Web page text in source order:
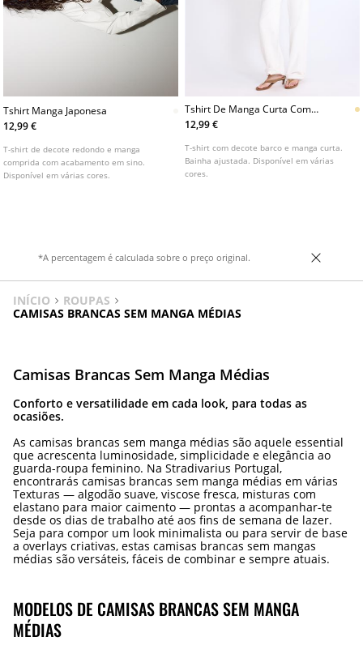
Tshirt Manga Japonesa
12,99 €
T-shirt de decote redondo e manga
comprida com acabamento em sino.
Disponível em várias cores.
Tshirt De Manga Curta Com
Decote Barco
12,99 €
T-shirt com decote barco e manga curta.
Bainha ajustada. Disponível em várias
cores.
*A percentagem é calculada sobre o preço original.
INÍCIO
ROUPAS
CAMISAS BRANCAS SEM MANGA MÉDIAS
Camisas Brancas Sem Manga Médias
Conforto e versatilidade em cada look, para todas as
ocasiões.
As camisas brancas sem manga médias são aquele essential
que acrescenta luminosidade, simplicidade e elegância ao
guarda-roupa feminino. Na Stradivarius Portugal,
encontrarás camisas brancas sem manga médias em várias
Texturas — algodão suave, viscose fresca, misturas com
elastano para maior caimento — prontas a acompanhar-te
desde os dias de trabalho até aos fins de semana de lazer.
Seja para compor um look minimalista ou para servir de base
a overlays criativas, estas camisas brancas sem mangas
médias são versáteis, fáceis de combinar e sempre atuais.
MODELOS DE CAMISAS BRANCAS SEM MANGA
MÉDIAS